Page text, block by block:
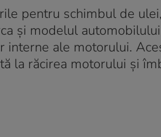
pentru schimbul de
și modelul
interne ale motorului.
la răcirea motorului și